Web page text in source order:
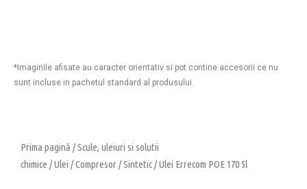
*Imaginile afisate au caracter orientativ si pot contine accesorii ce nu
sunt incluse in pachetul standard al produsului.
Prima pagină /Scule, uleiuri si solutii
chimice /Ulei /Compresor/Sintetic/ Ulei Errecom POE 170 5l